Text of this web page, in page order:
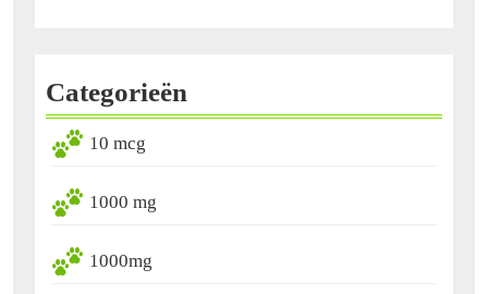
Categorieën
10 mcg
1000 mg
1000mg